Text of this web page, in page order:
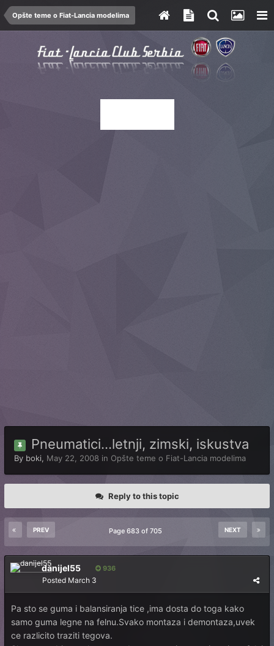
Opšte teme o Fiat-Lancia modelima
Pneumatici...letnji, zimski, iskustva
By boki, May 22, 2008 in Opšte teme o Fiat-Lancia modelima
Reply to this topic
PREV NEXT
Page 683 of 705
danijel55 936
Posted March 3
Pa sto se guma i balansiranja tice ,ima dosta do toga kako
samo guma legne na felnu.Svako montaza i demontaza,uvek
ce razlicito traziti tegova.